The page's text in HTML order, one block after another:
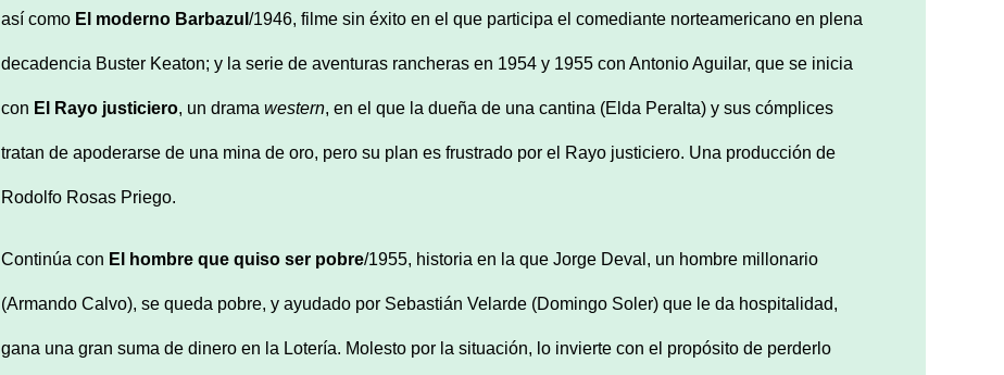
así como El moderno Barbazul /1946, filme sin éxito en el que participa el comediante norteamericano en plena
decadencia Buster Keaton; y la serie de aventuras rancheras en 1954 y 1955 con Antonio Aguilar, que se inicia
con El Rayo justiciero, un drama western, en el que la dueña de una cantina (Elda Peralta) y sus cómplices
tratan de apoderarse de una mina de oro, pero su plan es frustrado por el Rayo justiciero. Una producción de
Rodolfo Rosas Priego.
Continúa con El hombre que quiso ser pobre/1955, historia en la que Jorge Deval, un hombre millonario
(Armando Calvo), se queda pobre, y ayudado por Sebastián Velarde (Domingo Soler) que le da hospitalidad,
gana una gran suma de dinero en la Lotería. Molesto por la situación, lo invierte con el propósito de perderlo